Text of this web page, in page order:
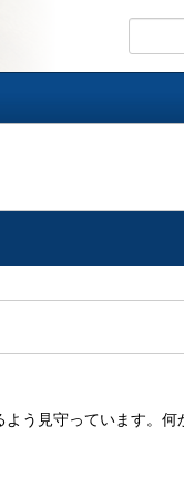
う見守っています。何